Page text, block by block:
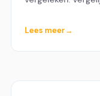
Lees meer